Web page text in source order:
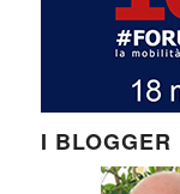
I BLOGGER